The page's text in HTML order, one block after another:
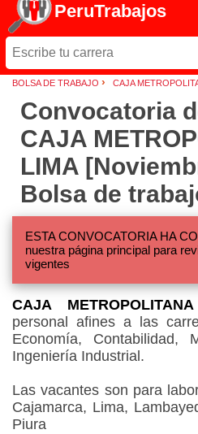
PeruTrabajos
BOLSA DE TRABAJO › CAJA
Convocatoria
CAJA
LIMA
Bolsa de
ESTA CONVOCATORIA HA
nuestra página principal para
vigentes
CAJA
personal afines a las
Economía, Contabilidad,
Ingeniería Industrial.
Las vacantes son para
Cajamarca, Lima,
Piura